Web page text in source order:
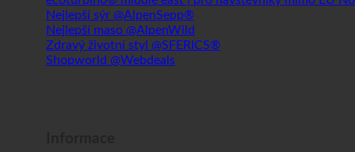
Nejlepší sýr @AlpenSepp®
Nejlepší maso @AlpenWild
Zdravý životní styl @SFERICS®
Shopworld @Webdeals